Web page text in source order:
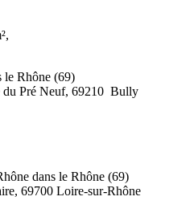
le Rhône (69)
du Pré Neuf, 69210 Bully
dans le Rhône (69)
69700 Loire-sur-Rhône